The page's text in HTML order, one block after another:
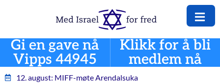
Gi en gave nå
Vipps 44945
Klikk for å bli
medlem nå
12. august: MIFF-møte Arendalsuka